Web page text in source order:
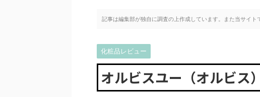
記事は編集部が独自に調査の上作成しています。また当サイト
化粧品レビュー
オルビスユー（オルビス）